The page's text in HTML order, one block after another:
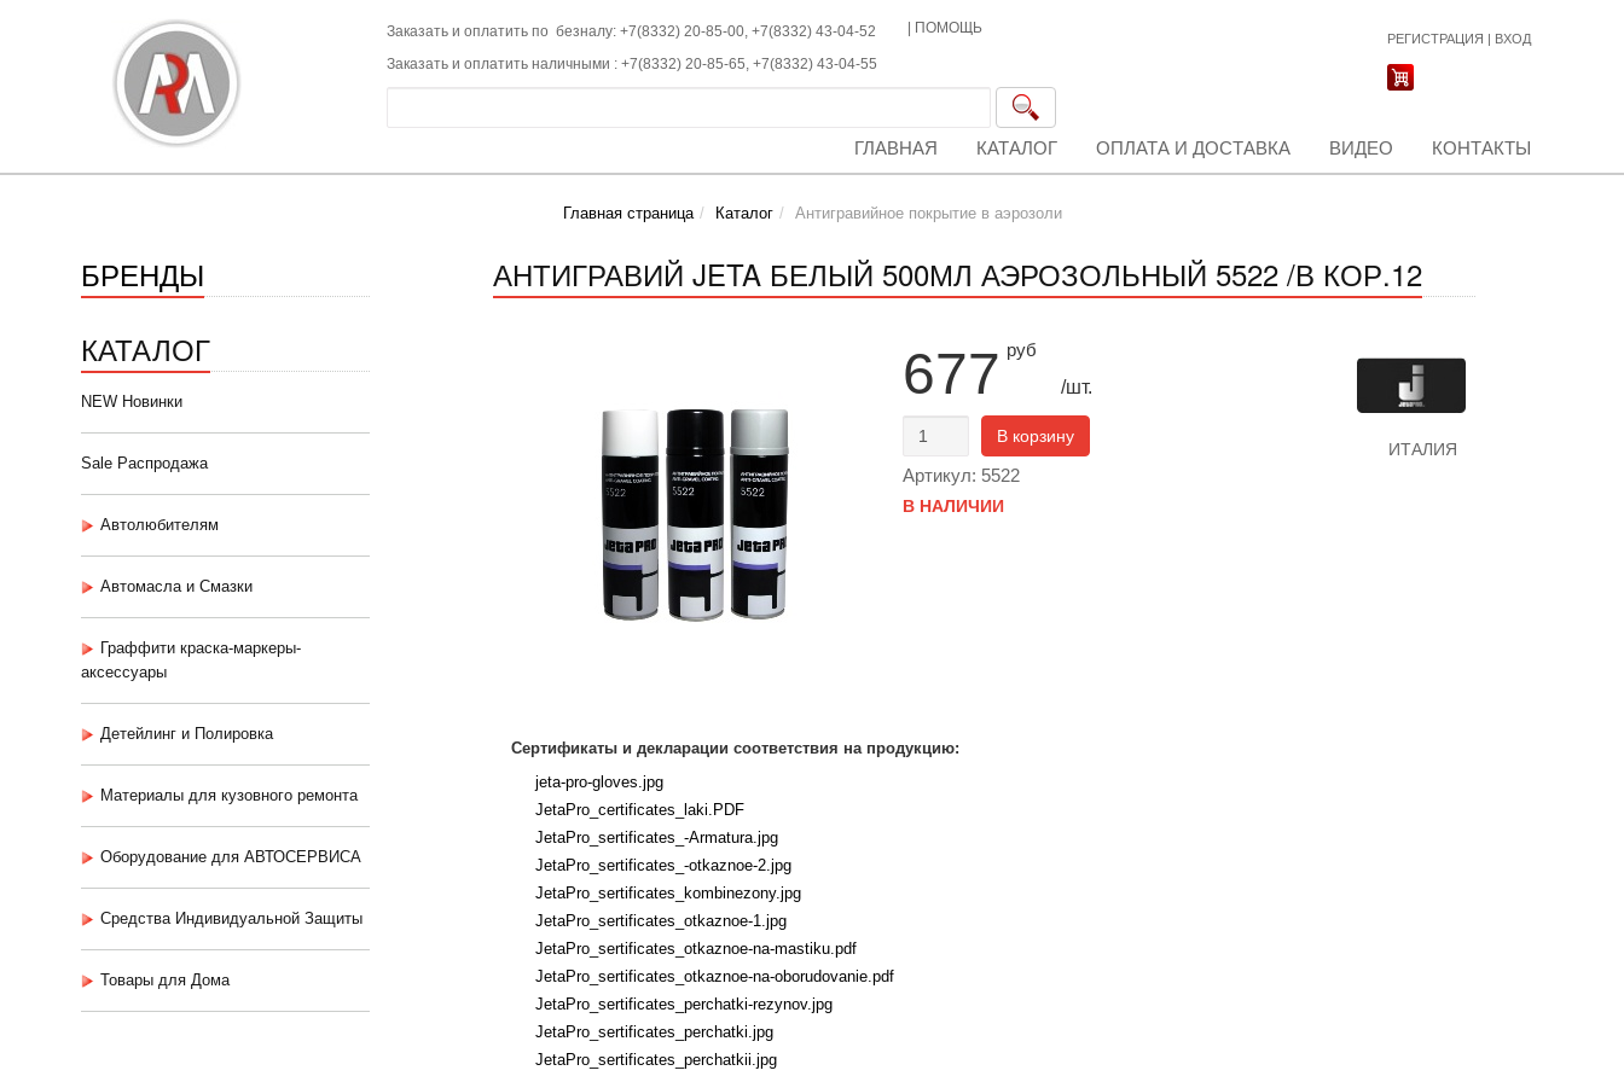
Заказать и оплатить по безналу: +7(8332) 20-85-00, +7(8332) 43-04-52
Заказать и оплатить наличными : +7(8332) 20-85-65, +7(8332) 43-04-55
ПОМОЩЬ
РЕГИСТРАЦИЯ | ВХОД
ГЛАВНАЯ КАТАЛОГ ОПЛАТА И ДОСТАВКА ВИДЕО КОНТАКТЫ
Главная страница Каталог Антигравийное покрытие в аэрозоли
БРЕНДЫ
КАТАЛОГ
NEW Новинки
Sale Распродажа
Автолюбителям
Автомасла и Смазки
Граффити краска-маркеры-
аксессуары
Детейлинг и Полировка
Материалы для кузовного ремонта
Оборудование для АВТОСЕРВИСА
Средства Индивидуальной Защиты
Товары для Дома
АНТИГРАВИЙ JETA БЕЛЫЙ 500МЛ АЭРОЗОЛЬНЫЙ 5522 /В КОР.12
677 руб
/шт.
В корзину
Артикул: 5522
В НАЛИЧИИ
ИТАЛИЯ
Сертификаты и декларации соответствия на продукцию:
jeta-pro-gloves.jpg
JetaPro_certificates_laki.PDF
JetaPro_sertificates_-Armatura.jpg
JetaPro_sertificates_-otkaznoe-2.jpg
JetaPro_sertificates_kombinezony.jpg
JetaPro_sertificates_otkaznoe-1.jpg
JetaPro_sertificates_otkaznoe-na-mastiku.pdf
JetaPro_sertificates_otkaznoe-na-oborudovanie.pdf
JetaPro_sertificates_perchatki-rezynov.jpg
JetaPro_sertificates_perchatki.jpg
JetaPro_sertificates_perchatkii.jpg